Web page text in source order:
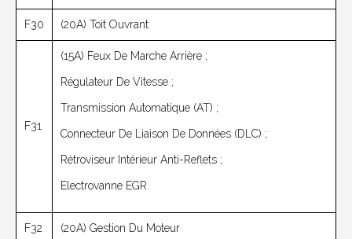
F30 (20A) Toit Ouvrant
F31
(15A) Feux De Marche Arrière ;
Régulateur De Vitesse ;
Transmission Automatique (AT) ;
Connecteur De Liaison De Données (DLC) ;
Rétroviseur Intérieur Anti-Reflets ;
Electrovanne EGR.
F32 (20A) Gestion Du Moteur